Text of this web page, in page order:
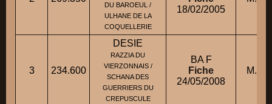
DU BAROEUL /
ULHANE DE LA
COQUELLERIE
18/02/2005
3 234.600
DESIE
RAZZIA DU
VIERZONNAIS /
SCHANA DES
GUERRIERS DU
CREPUSCULE
BA F
Fiche
24/05/2008
M.